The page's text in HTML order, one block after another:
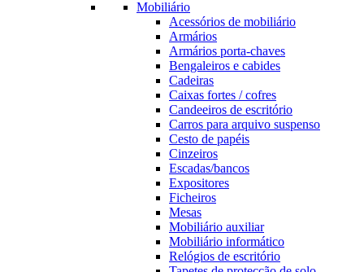
Mobiliário
Acessórios de mobiliário
Armários
Armários porta-chaves
Bengaleiros e cabides
Cadeiras
Caixas fortes / cofres
Candeeiros de escritório
Carros para arquivo suspenso
Cesto de papéis
Cinzeiros
Escadas/bancos
Expositores
Ficheiros
Mesas
Mobiliário auxiliar
Mobiliário informático
Relógios de escritório